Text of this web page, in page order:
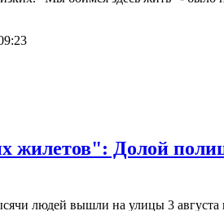
жилетов": Долой
людей вышли на улицы 3 августа